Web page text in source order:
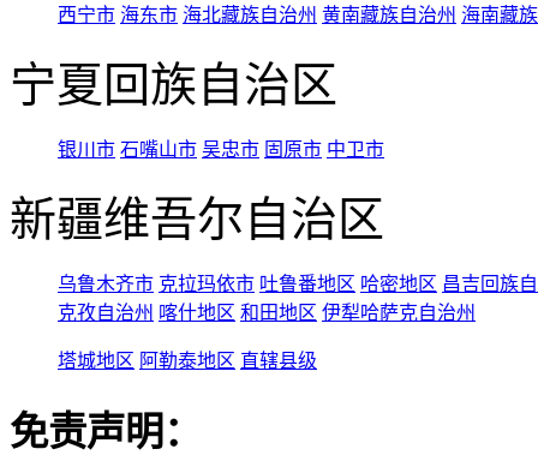
西宁市 海东市 海北藏族自治州 黄南藏族自治州 海南藏
宁夏回族自治区
银川市 石嘴山市 吴忠市 固原市 中卫市
新疆维吾尔自治区
乌鲁木齐市 克拉玛依市 吐鲁番地区 哈密地区 昌吉回族
克孜自治州 喀什地区 和田地区 伊犁哈萨克自治州
塔城地区 阿勒泰地区 直辖县级
免责声明：